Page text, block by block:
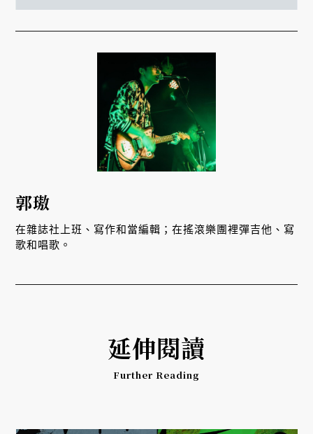
郭璈
在雜誌社上班、寫作和當編輯；在搖滾樂團裡彈吉他、寫
歌和唱歌。
延伸閱讀
Further Reading